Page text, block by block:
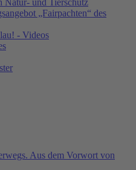
Natur- und Tierschutz
„Fairpachten“ des
- Videos
Aus dem Vorwort von